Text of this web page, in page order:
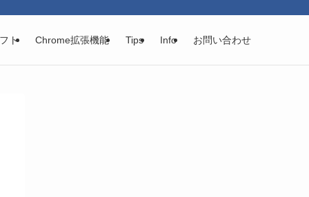
ト Chrome拡張機能 Tips Info お問い合わせ